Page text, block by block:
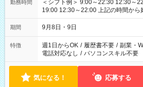
勤務時間
＜シフト例＞ 9:00～22:30 12:30～
19:00 12:30～22:00 上記の時間から好きな時間を選べます！ ※
時間は変更となる可能性があります
期間 9月8日・9日
特徴 週1日からOK / 履歴書不要 / 副業・
電話対応なし / パソコンスキル不要
気になる！ 応募する